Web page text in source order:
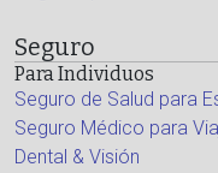
Seguro
Para Individuos
Seguro de Salud para
Seguro Médico para
Dental & Visión